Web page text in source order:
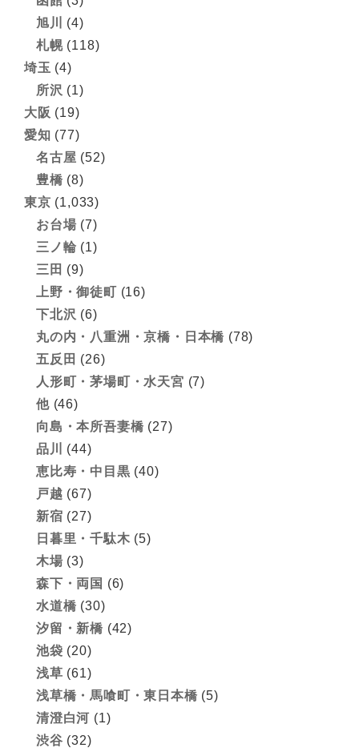
旭川
(4)
札幌(118)
埼玉 (4)
所沢 (1)
大阪 (19)
愛知 (77)
名古屋 (52)
豊橋 (8)
東京 (1,033)
お台場 (7)
三ノ輪 (1)
三田 (9)
上野・御徒町 (16)
下北沢 (6)
丸の内・八重洲・京橋・日本橋 (78)
五反田 (26)
人形町・茅場町・水天宮 (7)
他(46)
向島・本所吾妻橋 (27)
品川
(44)
恵比寿・中目黒 (40)
戸越 (67)
新宿 (27)
日暮里・千駄木 (5)
木場 (3)
森下・両国 (6)
水道橋 (30)
汐留・新橋 (42)
池袋 (20)
浅草 (61)
浅草橋・馬喰町・東日本橋 (5)
清澄白河 (1)
渋谷 (32)